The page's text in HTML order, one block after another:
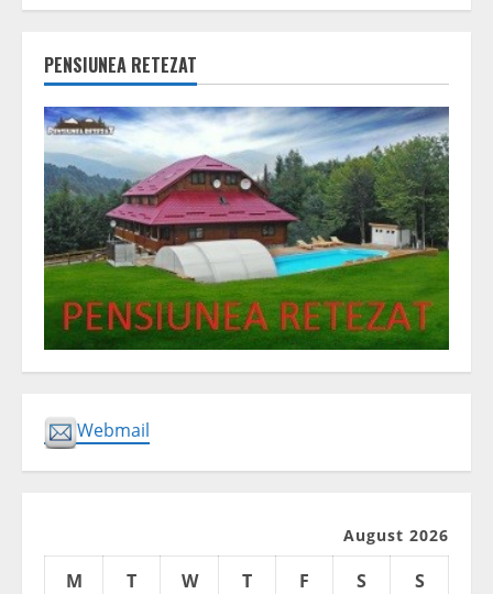
PENSIUNEA RETEZAT
Webmail
August 2026
M T W T F S
S